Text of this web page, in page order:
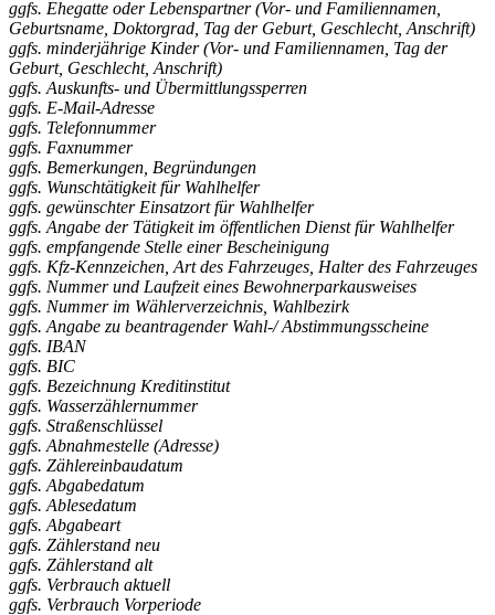
ggfs. Ehegatte oder Lebenspartner (Vor- und Familiennamen,
Geburtsname, Doktorgrad, Tag der Geburt, Geschlecht, Anschrift)
ggfs. minderjährige Kinder (Vor- und Familiennamen, Tag der
Geburt, Geschlecht, Anschrift)
ggfs. Auskunfts- und Übermittlungssperren
ggfs. E-Mail-Adresse
ggfs. Telefonnummer
ggfs. Faxnummer
ggfs. Bemerkungen, Begründungen
ggfs. Wunschtätigkeit für Wahlhelfer
ggfs. gewünschter Einsatzort für Wahlhelfer
ggfs. Angabe der Tätigkeit im öffentlichen Dienst für Wahlhelfer
ggfs. empfangende Stelle einer Bescheinigung
ggfs. Kfz-Kennzeichen, Art des Fahrzeuges, Halter des Fahrzeuges
ggfs. Nummer und Laufzeit eines Bewohnerparkausweises
ggfs. Nummer im Wählerverzeichnis, Wahlbezirk
ggfs. Angabe zu beantragender Wahl-/ Abstimmungsscheine
ggfs. IBAN
ggfs. BIC
ggfs. Bezeichnung Kreditinstitut
ggfs. Wasserzählernummer
ggfs. Straßenschlüssel
ggfs. Abnahmestelle (Adresse)
ggfs. Zählereinbaudatum
ggfs. Abgabedatum
ggfs. Ablesedatum
ggfs. Abgabeart
ggfs. Zählerstand neu
ggfs. Zählerstand alt
ggfs. Verbrauch aktuell
ggfs. Verbrauch Vorperiode